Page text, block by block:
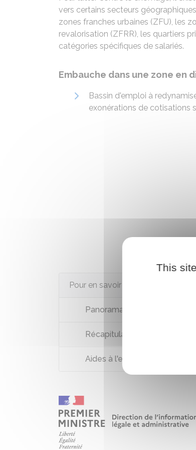
vers certains secteurs
zones franches urbaines (ZFU), les
revalorisation (ZFRR), les quartiers
catégories spécifiques de salariés.
Embauche dans une zone en
Bassin d'emploi à
exonérations de cotisations
Pour en savoir plus
Panorama des exonérations
Récapitulatif des aides au
Aides à l'embauche en outre-
This